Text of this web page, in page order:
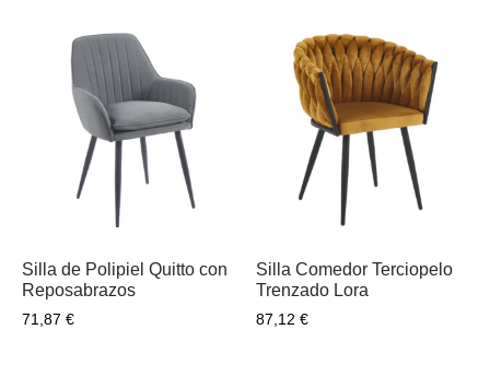
Silla de Polipiel Quitto con
Reposabrazos
71,87 €
Silla Comedor Terciopelo
Trenzado Lora
87,12 €